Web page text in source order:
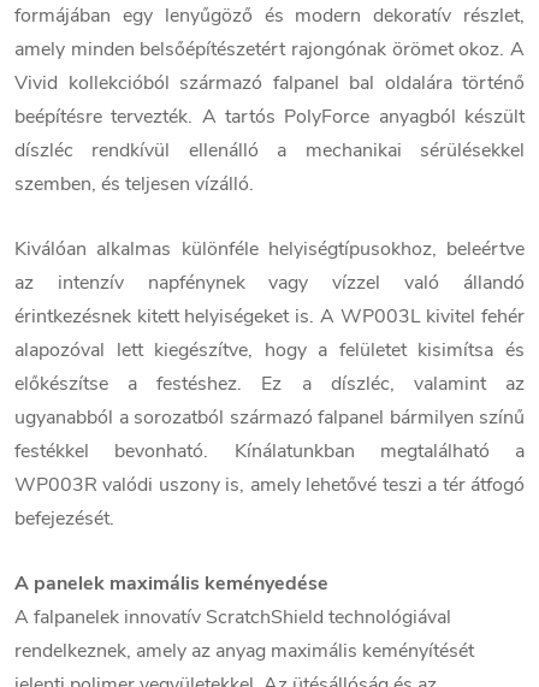
formájában egy lenyűgöző és modern dekoratív részlet,
amely minden belsőépítészetért rajongónak örömet okoz. A
Vivid kollekcióból származó falpanel bal oldalára történő
beépítésre tervezték. A tartós PolyForce anyagból készült
díszléc rendkívül ellenálló a mechanikai sérülésekkel
szemben, és teljesen vízálló.
Kiválóan alkalmas különféle helyiségtípusokhoz, beleértve
az intenzív napfénynek vagy vízzel való állandó
érintkezésnek kitett helyiségeket is. A WP003L kivitel fehér
alapozóval lett kiegészítve, hogy a felületet kisimítsa és
előkészítse a festéshez. Ez a díszléc, valamint az
ugyanabból a sorozatból származó falpanel bármilyen színű
festékkel bevonható. Kínálatunkban megtalálható a
WP003R valódi uszony is, amely lehetővé teszi a tér átfogó
befejezését.
A panelek maximális keményedése
A falpanelek innovatív ScratchShield technológiával
rendelkeznek, amely az anyag maximális keményítését